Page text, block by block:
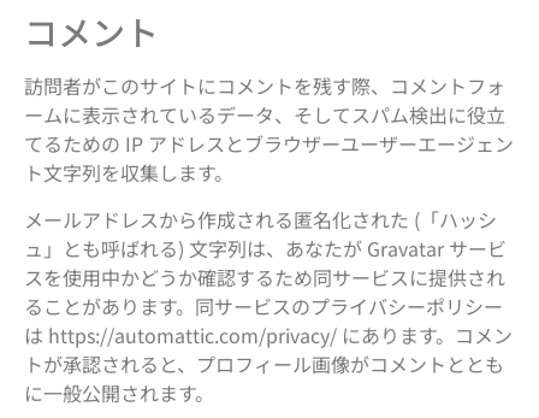
コメント
訪問者がこのサイトにコメントを残す際、コメントフォ
ームに表示されているデータ、そしてスパム検出に役立
てるための IP アドレスとブラウザーユーザーエージェン
ト文字列を収集します。
メールアドレスから作成される匿名化された (「ハッシ
ュ」とも呼ばれる) 文字列は、あなたが Gravatar サービ
スを使用中かどうか確認するため同サービスに提供され
ることがあります。同サービスのプライバシーポリシー
は https://automattic.com/privacy/ にあります。コメン
トが承認されると、プロフィール画像がコメントととも
に一般公開されます。